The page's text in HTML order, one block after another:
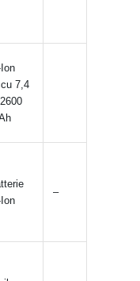
Ion
7,4
Ion
–